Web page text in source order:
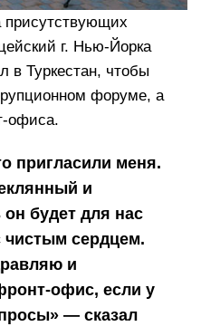
г. Нью-Йорка
Туркестан, чтобы
форуме, а
офиса.
пригласили меня.
и
будет для нас
сердцем.
и
офис, если у
— сказал